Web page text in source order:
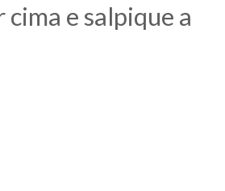
e salpique a